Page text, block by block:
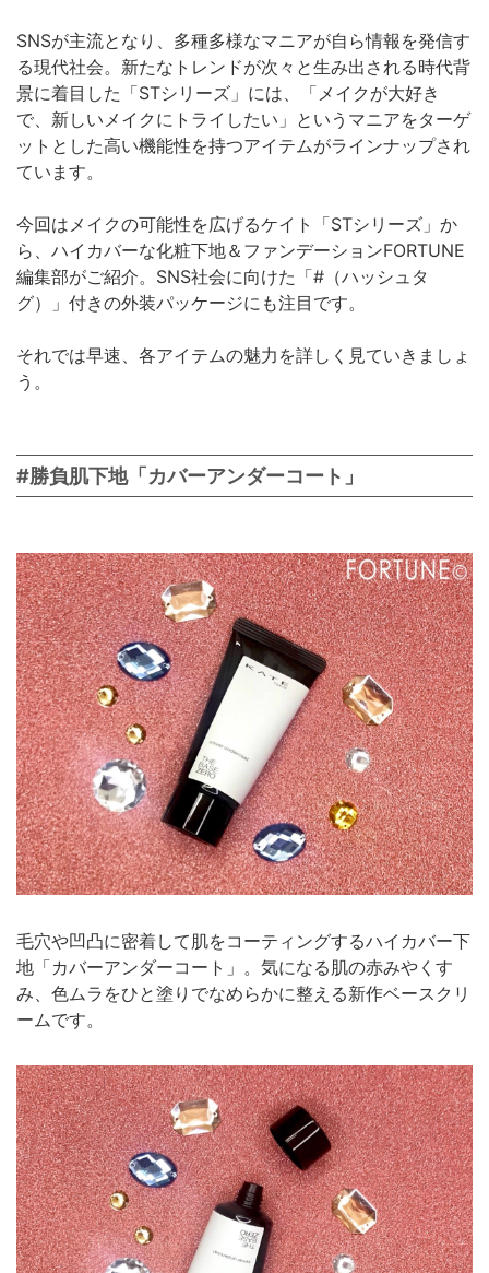
SNSが主流となり、多種多様なマニアが自ら情報を発信す
る現代社会。新たなトレンドが次々と生み出される時代背
景に着目した「STシリーズ」には、「メイクが大好き
で、新しいメイクにトライしたい」というマニアをターゲ
ットとした高い機能性を持つアイテムがラインナップされ
ています。
今回はメイクの可能性を広げるケイト「STシリーズ」か
ら、ハイカバーな化粧下地＆ファンデーションFORTUNE
編集部がご紹介。SNS社会に向けた「#（ハッシュタ
グ）」付きの外装パッケージにも注目です。
それでは早速、各アイテムの魅力を詳しく見ていきましょ
う。
#勝負肌下地「カバーアンダーコート」
毛穴や凹凸に密着して肌をコーティングするハイカバー下
地「カバーアンダーコート」。気になる肌の赤みやくす
み、色ムラをひと塗りでなめらかに整える新作ベースクリ
ームです。